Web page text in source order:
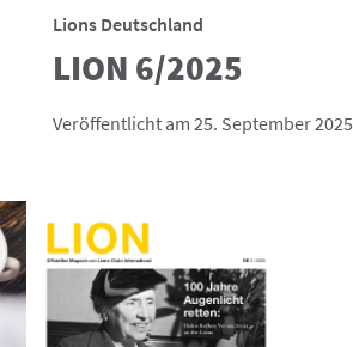
Lions Deutschland
LION 6/2025
Veröffentlicht am 25. September 2025